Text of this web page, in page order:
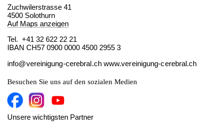
Zuchwilerstrasse 41
4500 Solothurn
Auf Maps anzeigen
Tel. +41 32 622 22 21
IBAN CH57 0900 0000 4500 2955 3
info@vereinigung-cerebral.ch www.vereinigung-cerebral.ch
Besuchen Sie uns auf den sozialen Medien
Unsere wichtigsten Partner